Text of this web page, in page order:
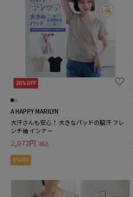
20%OFF
A HAPPY MARILYN
大汗さんも安心！ 大きなパッドの脇汗 フレ
ンチ袖 インナー
2,072円 税込
5%OFF